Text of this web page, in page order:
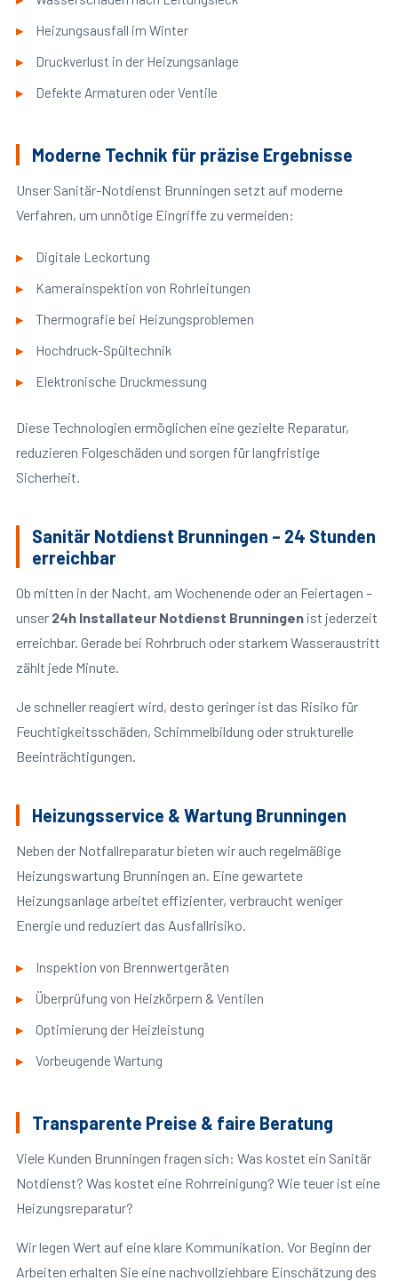
Heizungsausfall im Winter
Druckverlust in der Heizungsanlage
Defekte Armaturen oder Ventile
Moderne Technik für präzise Ergebnisse
Unser Sanitär-Notdienst Brunningen setzt auf moderne
Verfahren, um unnötige Eingriffe zu vermeiden:
Digitale Leckortung
Kamerainspektion von Rohrleitungen
Thermografie bei Heizungsproblemen
Hochdruck-Spültechnik
Elektronische Druckmessung
Diese Technologien ermöglichen eine gezielte Reparatur,
reduzieren Folgeschäden und sorgen für langfristige
Sicherheit.
Sanitär Notdienst Brunningen – 24 Stunden
erreichbar
Ob mitten in der Nacht, am Wochenende oder an Feiertagen –
unser 24h Installateur Notdienst Brunningenist jederzeit
erreichbar. Gerade bei Rohrbruch oder starkem Wasseraustritt
zählt jede Minute.
Je schneller reagiert wird, desto geringer ist das Risiko für
Feuchtigkeitsschäden, Schimmelbildung oder strukturelle
Beeinträchtigungen.
Heizungsservice & Wartung Brunningen
Neben der Notfallreparatur bieten wir auch regelmäßige
Heizungswartung Brunningen an. Eine gewartete
Heizungsanlage arbeitet effizienter, verbraucht weniger
Energie und reduziert das Ausfallrisiko.
Inspektion von Brennwertgeräten
Überprüfung von Heizkörpern & Ventilen
Optimierung der Heizleistung
Vorbeugende Wartung
Transparente Preise & faire Beratung
Viele Kunden Brunningen fragen sich: Was kostet ein Sanitär
Notdienst? Was kostet eine Rohrreinigung? Wie teuer ist eine
Heizungsreparatur?
Wir legen Wert auf eine klare Kommunikation. Vor Beginn der
Arbeiten erhalten Sie eine nachvollziehbare Einschätzung des